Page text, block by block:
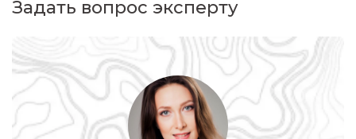
Задать вопрос эксперту